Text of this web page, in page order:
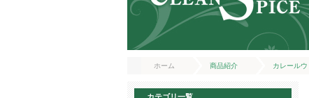
ホーム 商品紹介 カレールウ